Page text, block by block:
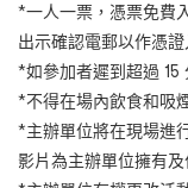
*一人一票，憑票免費
出示確認電郵以作憑
*如參加者遲到超過 15
*不得在場內飲食和吸
*主辦單位將在現場進
影片為主辦單位擁有